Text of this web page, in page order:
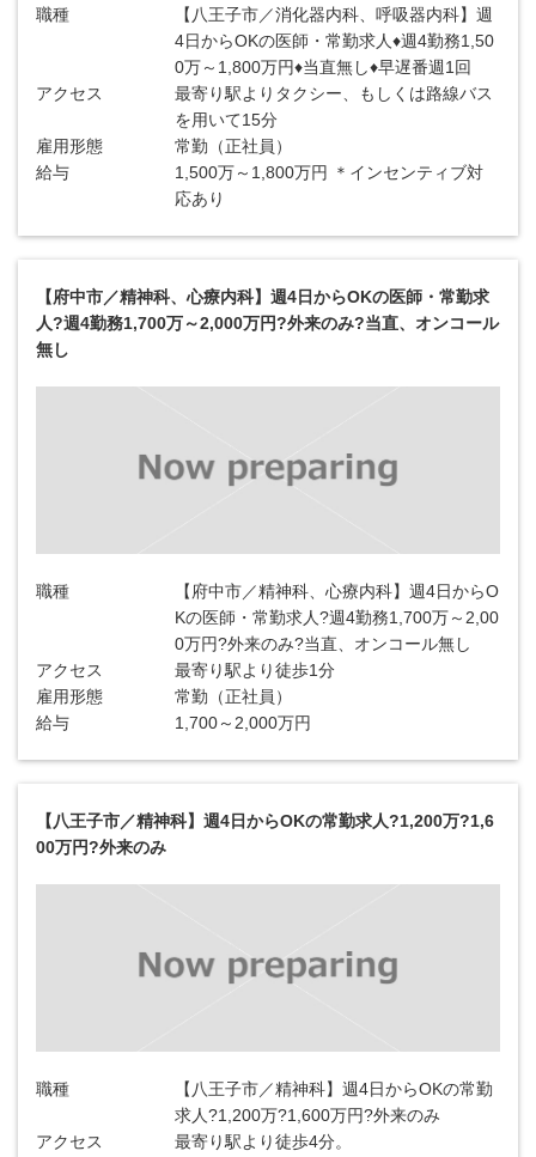
職種
【八王子市／消化器内科、呼吸器内科】週
4日からOKの医師・常勤求人♦週4勤務1,50
0万～1,800万円♦当直無し♦早遅番週1回
アクセス
最寄り駅よりタクシー、もしくは路線バス
を用いて15分
雇用形態
常勤（正社員）
給与
1,500万～1,800万円 ＊インセンティブ対
応あり
【府中市／精神科、心療内科】週4日からOKの医師・常勤求
人?週4勤務1,700万～2,000万円?外来のみ?当直、オンコール
無し
職種
【府中市／精神科、心療内科】週4日からO
Kの医師・常勤求人?週4勤務1,700万～2,00
0万円?外来のみ?当直、オンコール無し
アクセス
最寄り駅より徒歩1分
雇用形態
常勤（正社員）
給与
1,700～2,000万円
【八王子市／精神科】週4日からOKの常勤求人?1,200万?1,6
00万円?外来のみ
職種
【八王子市／精神科】週4日からOKの常勤
求人?1,200万?1,600万円?外来のみ
アクセス
最寄り駅より徒歩4分。